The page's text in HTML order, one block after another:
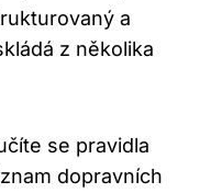
a
z několika
se pravidla
dopravních